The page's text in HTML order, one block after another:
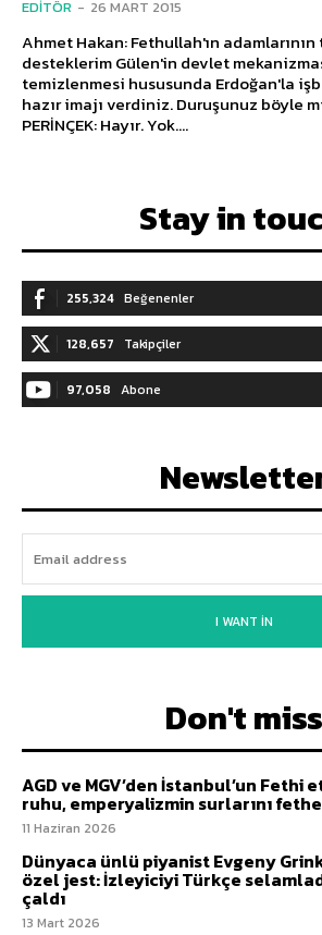
EDITÖR - 26 MART 2015
Ahmet Hakan: Fethullah'ın
desteklerim Gülen'in devlet
temizlenmesi hususunda Erdoğan'la
hazır imajı verdiniz. Duruşunuz böyle mi
PERİNÇEK: Hayır. Yok....
Stay in
255,324 Beğenenler
128,657 Takipçiler
97,058 Abone
I WANT IN
Don't miss
AGD ve MGV’den İstanbul’un
ruhu, emperyalizmin surlarını
11 Haziran 2026
Dünyaca ünlü piyanist Evgeny
özel jest: İzleyiciyi Türkçe
çaldı
13 Mart 2026